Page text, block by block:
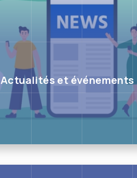
Actualités et événements